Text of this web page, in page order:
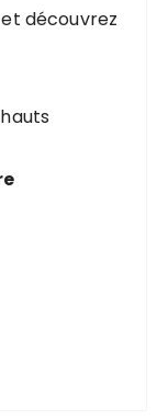
découvrez